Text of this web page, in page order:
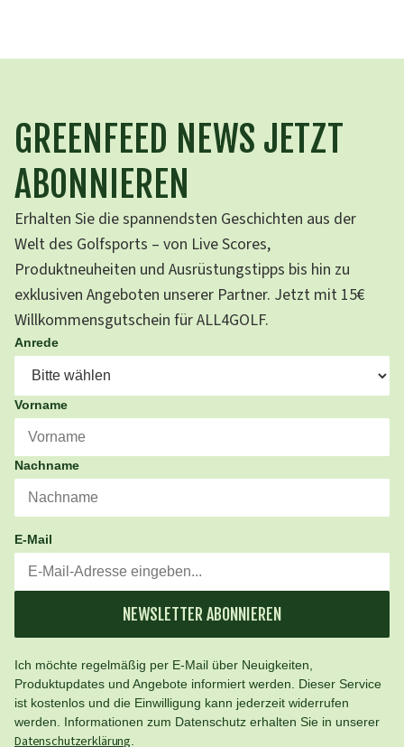
GREENFEED NEWS JETZT
ABONNIEREN
Erhalten Sie die spannendsten Geschichten aus der
Welt des Golfsports – von Live Scores,
Produktneuheiten und Ausrüstungstipps bis hin zu
exklusiven Angeboten unserer Partner. Jetzt mit 15€
Willkommensgutschein für ALL4GOLF.
Anrede
Vorname
Nachname
E-Mail
NEWSLETTER ABONNIEREN
Ich möchte regelmäßig per E-Mail über Neuigkeiten,
Produktupdates und Angebote informiert werden. Dieser Service
ist kostenlos und die Einwilligung kann jederzeit widerrufen
werden. Informationen zum Datenschutz erhalten Sie in unserer
Datenschutzerklärung